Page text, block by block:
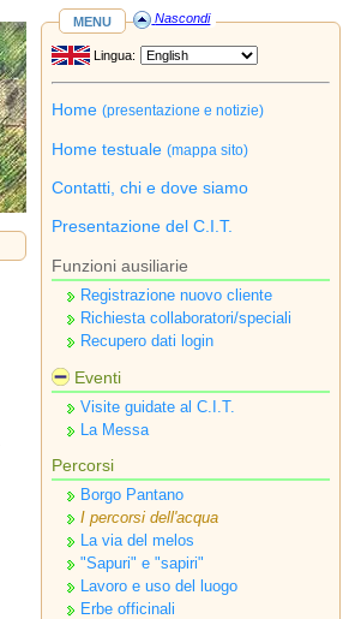
menu Nascondi
Lingua:
Home (presentazione e notizie)
Home testuale (mappa sito)
Contatti, chi e dove siamo
Presentazione del C.I.T.
Funzioni ausiliarie
Registrazione nuovo cliente
Richiesta collaboratori/speciali
Recupero dati login
Eventi
Visite guidate al C.I.T.
La Messa
Percorsi
Borgo Pantano
I percorsi dell'acqua
La via del melos
"Sapuri" e "sapiri"
Lavoro e uso del luogo
Erbe officinali